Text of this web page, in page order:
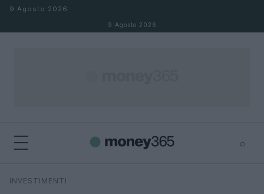
Salta al contenuto
9 Agosto 2026
9 Agosto 2026
⌕
Cerca
INVESTIMENTI